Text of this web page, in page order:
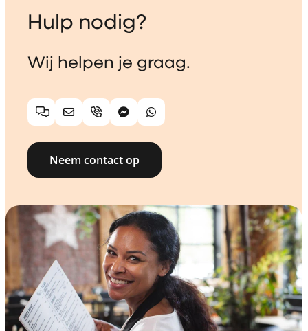
Hulp nodig?
Wij helpen je graag.
ChatE-mailTelefoonFacebook Messenger
WhatsApp
Neem contact op